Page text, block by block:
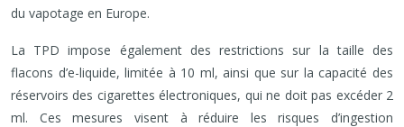
du vapotage en Europe.
La TPD impose également des restrictions sur la taille des
flacons d’e-liquide, limitée à 10 ml, ainsi que sur la capacité des
réservoirs des cigarettes électroniques, qui ne doit pas excéder 2
ml. Ces mesures visent à réduire les risques d’ingestion